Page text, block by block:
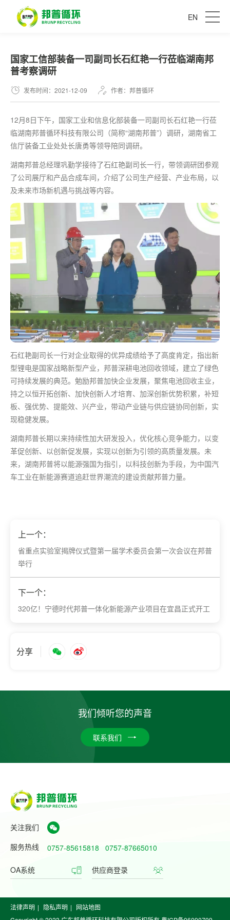
EN
国家工信部装备一司副司长石红艳一行莅临湖南邦
普考察调研
发布时间：2021-12-09 作者：邦普循环
12月8日下午，国家工业和信息化部装备一司副司长石红艳一行莅
临湖南邦普循环科技有限公司（简称“湖南邦普”）调研，湖南省工
信厅装备工业处处长唐勇等领导陪同调研。
湖南邦普总经理巩勤学接待了石红艳副司长一行，带领调研团参观
了公司展厅和产品合成车间，介绍了公司生产经营、产业布局，以
及未来市场新机遇与挑战等内容。
石红艳副司长一行对企业取得的优异成绩给予了高度肯定，指出新
型锂电是国家战略新型产业，邦普深耕电池回收领域，建立了绿色
可持续发展的典范。勉励邦普加快企业发展，聚焦电池回收主业，
持之以恒开拓创新、加快创新人才培育、加深创新优势积累，补短
板、强优势、提能效、兴产业，带动产业链与供应链协同创新，实
现稳健发展。
湖南邦普长期以来持续性加大研发投入，优化核心竞争能力，以变
革促创新、以创新促发展，实现以创新为引领的高质量发展。未
来，湖南邦普将以能源强国为指引，以科技创新为手段，为中国汽
车工业在新能源赛道追赶世界潮流的建设贡献邦普力量。
上一个：
省重点实验室揭牌仪式暨第一届学术委员会第一次会议在邦普
举行
下一个：
320亿！宁德时代邦普一体化新能源产业项目在宜昌正式开工
分享
我们倾听您的声音
联系我们
关注我们
服务热线
0757-85615818 0757-87665010
OA系统 供应商登录
法律声明 | 隐私声明 | 网站地图